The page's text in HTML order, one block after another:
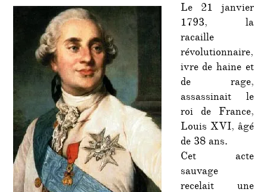
Le 21 janvier
1793, la
racaille
révolutionnaire,
ivre de haine et
de rage,
assassinait le
roi de France,
Louis XVI, âgé
de 38 ans.
Cet acte
sauvage
recelait une